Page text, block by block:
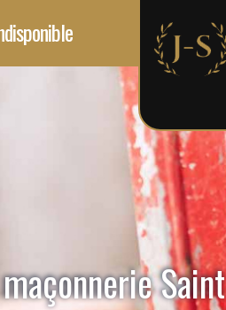
Saint